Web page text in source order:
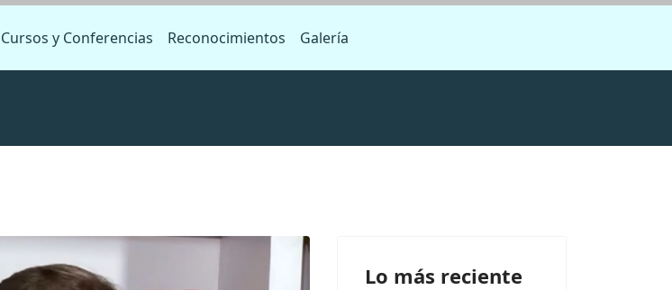
Cursos y Conferencias Reconocimientos Galería
Lo más reciente